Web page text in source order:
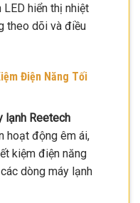
LED hiển thị nhiệt
theo dõi và điều
Điện Năng Tối
lạnh Reetech
hoạt động êm ái,
kiệm điện năng
dòng máy lạnh